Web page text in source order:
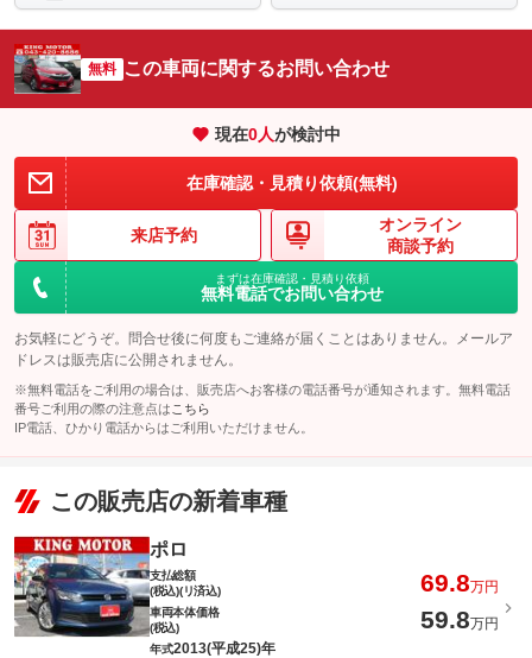
無料 この車両に関するお問い合わせ
現在0人が検討中
在庫確認・見積り依頼(無料)
来店予約
オンライン
商談予約
まずは在庫確認・見積り依頼
無料電話でお問い合わせ
お気軽にどうぞ。問合せ後に何度もご連絡が届くことはありません。メールア
ドレスは販売店に公開されません。
※無料電話をご利用の場合は、販売店へお客様の電話番号が通知されます。無料電話
番号ご利用の際の注意点は こちら
IP電話、ひかり電話からはご利用いただけません。
この販売店の新着車種
ポロ
支払総額
(税込)(リ済込)
69.8万円
車両本体価格
(税込)
59.8万円
年式2013(平成25)年